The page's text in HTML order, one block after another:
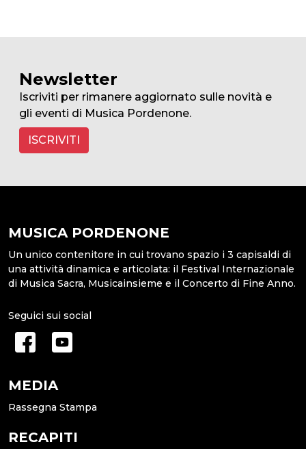
Newsletter
Iscriviti per rimanere aggiornato sulle novità e
gli eventi di Musica Pordenone.
ISCRIVITI
MUSICA PORDENONE
Un unico contenitore in cui trovano spazio i 3 capisaldi di
una attività dinamica e articolata: il Festival Internazionale
di Musica Sacra, Musicainsieme e il Concerto di Fine Anno.
Seguici sui social
MEDIA
Rassegna Stampa
RECAPITI